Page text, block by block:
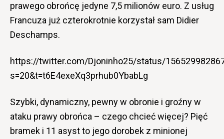
prawego obrońcę jedyne 7,5 milionów euro. Z usług
Francuza już czterokrotnie korzystał sam Didier
Deschamps.
https://twitter.com/Djoninho25/status/
s=20&t=t6E4exeXq3prhub0YbabLg
Szybki, dynamiczny, pewny w obronie i groźny w
ataku prawy obrońca – czego chcieć więcej? Pięć
bramek i 11 asyst to jego dorobek z minionej